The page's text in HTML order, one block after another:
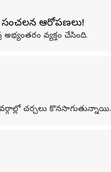
ఆరోపణలు!
వ్యక్తం చేసింది.
చర్చలు కొనసాగుతున్నాయి.